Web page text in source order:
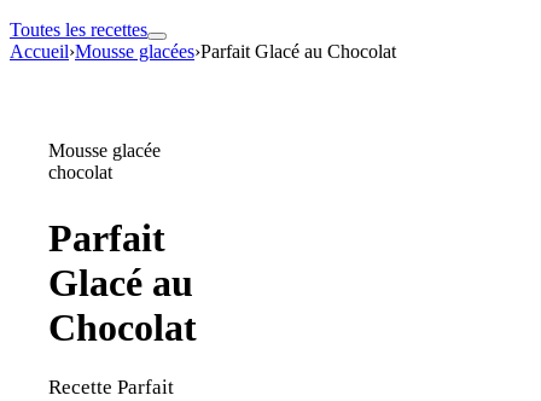
Toutes les recettes
Accueil›Mousse glacées›Parfait Glacé au Chocolat
Mousse glacée
chocolat
Parfait
Glacé au
Chocolat
Recette Parfait